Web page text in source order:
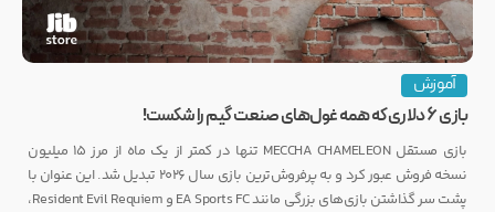
آموزش
بازی ۶ دلاری که همه غول‌های صنعت گیم را شکست!
بازی مستقل MECCHA CHAMELEON تنها در کمتر از یک ماه از مرز ۱۵ میلیون
نسخه فروش عبور کرد و به پرفروش‌ترین بازی سال ۲۰۲۶ تبدیل شد. این عنوان با
پشت سر گذاشتن بازی‌های بزرگی مانند EA Sports FC و Resident Evil Requiem،